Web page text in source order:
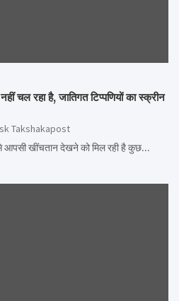
चल रहा है, जातिगत टिप्पणियों का स्क्रीन
Takshakapost
से आपसी खींचतान देखने को मिल रही है कुछ…